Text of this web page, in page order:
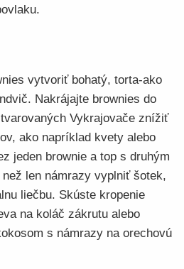
vytvoriť bohatý, torta-ako
Nakrájajte brownies do
Vykrajovače znížiť
ako napríklad kvety alebo
jeden brownie a top s druhým
len námrazy vyplniť šotek,
liečbu. Skúste kropenie
na koláč zákrutu alebo
s námrazy na orechovú